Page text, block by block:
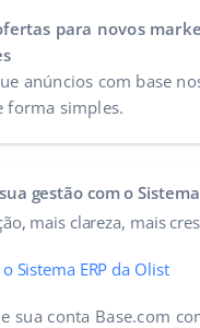
para novos
anúncios com base
forma simples.
gestão com o Sistema
mais clareza, mais
Sistema ERP da Olist
sua conta Base.com